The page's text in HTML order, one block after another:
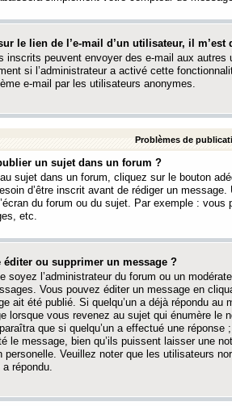
le lien de l’e-mail d’un utilisateur, il m’est
inscrits peuvent envoyer des e-mail aux autres
si l’administrateur a activé cette
e-mail par les utilisateurs anonymes.
Problèmes de
un sujet dans un forum ?
sujet dans un forum, cliquez sur le bouton
d’être inscrit avant de rédiger un
du forum ou du sujet. Par exemple :
etc.
éditer ou supprimer un message ?
soyez l’administrateur du forum ou un
Vous pouvez éditer un message en
ait été publié. Si quelqu’un a déjà répondu
lorsque vous revenez au sujet qui énumère le
que si quelqu’un a effectué une
le message, bien qu’ils puissent laisser une
personelle. Veuillez noter que les utilisateurs
a répondu.